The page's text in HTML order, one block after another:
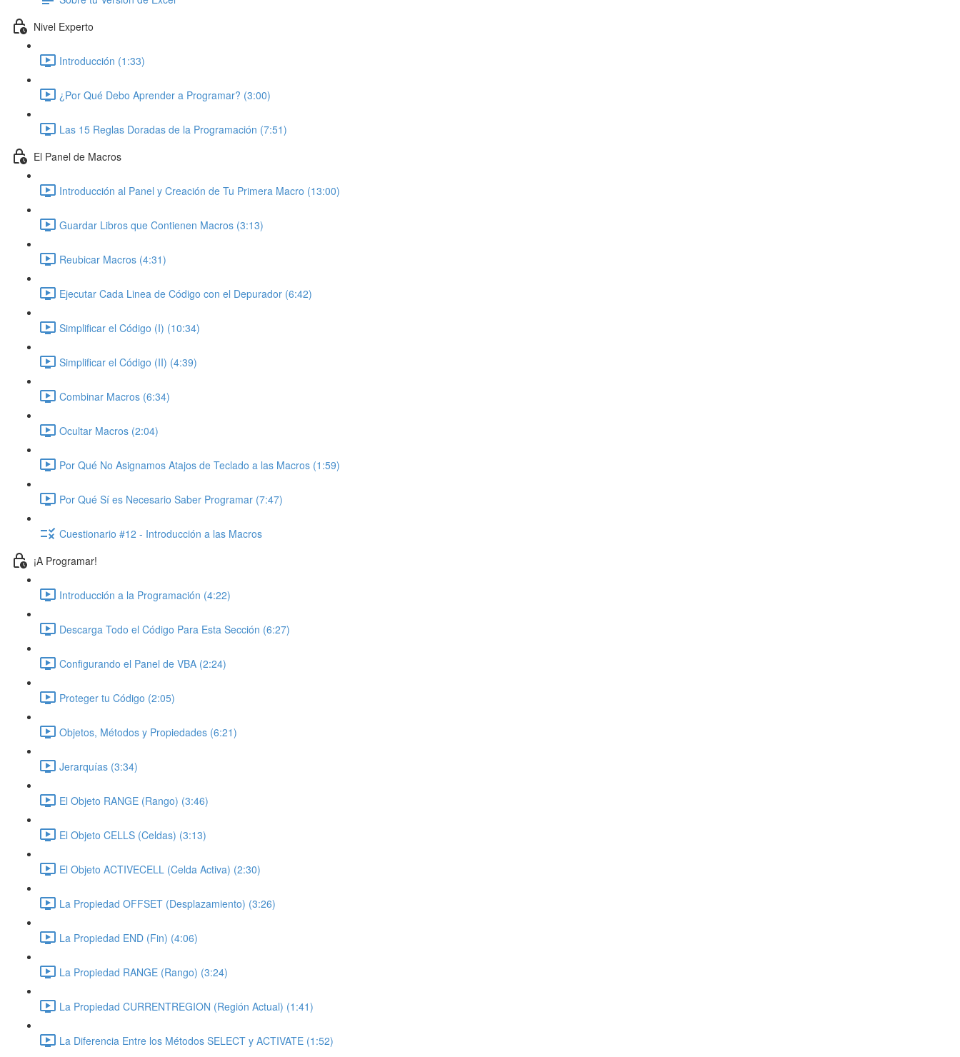
Nivel Experto
Introducción (1:33)
¿Por Qué Debo Aprender a Programar? (3:00)
Las 15 Reglas Doradas de la Programación (7:51)
El Panel de Macros
Introducción al Panel y Creación de Tu Primera Macro (13:00)
Guardar Libros que Contienen Macros (3:13)
Reubicar Macros (4:31)
Ejecutar Cada Linea de Código con el Depurador (6:42)
Simplificar el Código (I) (10:34)
Simplificar el Código (II) (4:39)
Combinar Macros (6:34)
Ocultar Macros (2:04)
Por Qué No Asignamos Atajos de Teclado a las Macros (1:59)
Por Qué Sí es Necesario Saber Programar (7:47)
Cuestionario #12 - Introducción a las Macros
¡A Programar!
Introducción a la Programación (4:22)
Descarga Todo el Código Para Esta Sección (6:27)
Configurando el Panel de VBA (2:24)
Proteger tu Código (2:05)
Objetos, Métodos y Propiedades (6:21)
Jerarquías (3:34)
El Objeto RANGE (Rango) (3:46)
El Objeto CELLS (Celdas) (3:13)
El Objeto ACTIVECELL (Celda Activa) (2:30)
La Propiedad OFFSET (Desplazamiento) (3:26)
La Propiedad END (Fin) (4:06)
La Propiedad RANGE (Rango) (3:24)
La Propiedad CURRENTREGION (Región Actual) (1:41)
La Diferencia Entre los Métodos SELECT y ACTIVATE (1:52)